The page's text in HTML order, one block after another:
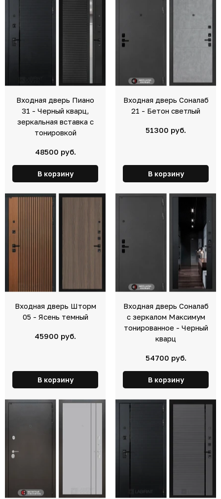
Входная дверь Пиано
31 - Черный кварц,
зеркальная вставка с
тонировкой
48500 руб.
В корзину
Входная дверь Соналаб
21 - Бетон светлый
51300 руб.
В корзину
Входная дверь Шторм
05 - Ясень темный
45900 руб.
В корзину
Входная дверь Соналаб
с зеркалом Максимум
тонированное - Черный
кварц
54700 руб.
В корзину